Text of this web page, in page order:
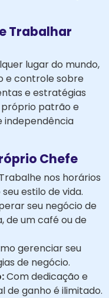
Trabalhar
lugar do mundo,
e controle sobre
e estratégias
patrão e
independência
Chefe
Trabalhe nos horários
estilo de vida.
seu negócio de
de um café ou de
gerenciar seu
de negócio.
Com dedicação e
de ganho é ilimitado.